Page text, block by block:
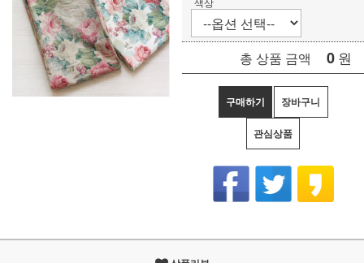
총 상품 금액 0 원
구매하기 장바구니
관심상품